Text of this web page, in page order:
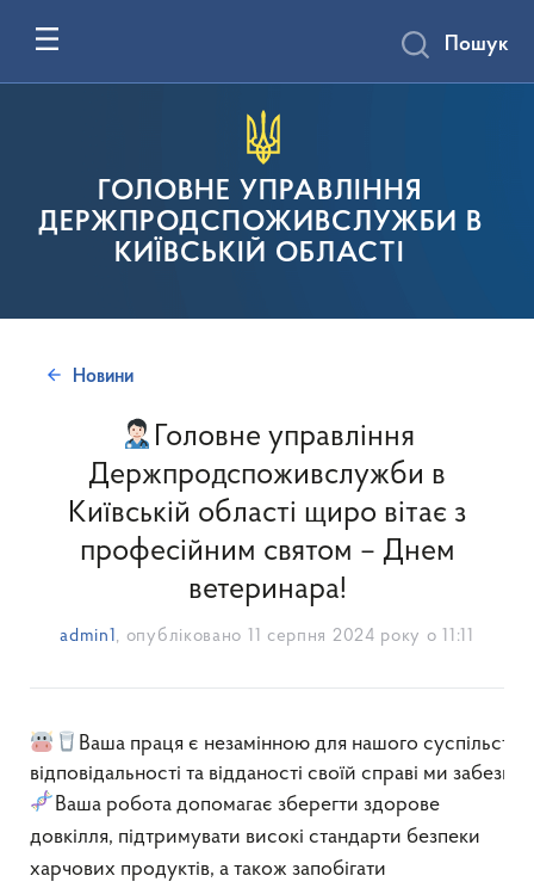
ГОЛОВНЕ УПРАВЛІННЯ
ДЕРЖПРОДСПОЖИВСЛУЖБИ В
КИЇВСЬКІЙ ОБЛАСТІ
Пошук
Новини
Головне управління
Держпродспоживслужби в
Київській області щиро вітає з
професійним святом – Днем
ветеринара!
admin1, опубліковано 11 серпня 2024 року о 11:11
Ваша праця є незамінною для нашого
відповідальності та відданості своїй справі ми
Ваша робота допомагає зберегти здорове
довкілля, підтримувати високі стандарти безпеки
харчових продуктів, а також запобігати